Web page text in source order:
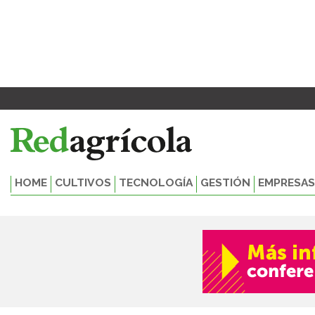
HOME CULTIVOS TECNOLOGÍA GESTIÓN EMPRESAS